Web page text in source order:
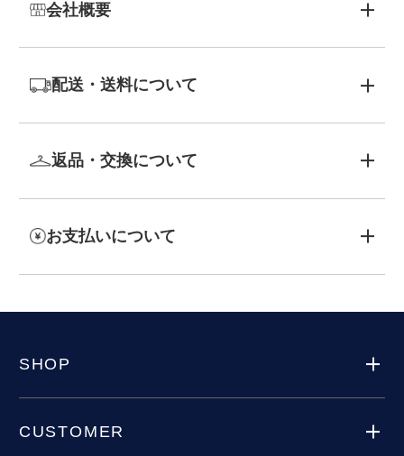
会社概要
配送・送料について
返品・交換について
お支払いについて
SHOP
CUSTOMER